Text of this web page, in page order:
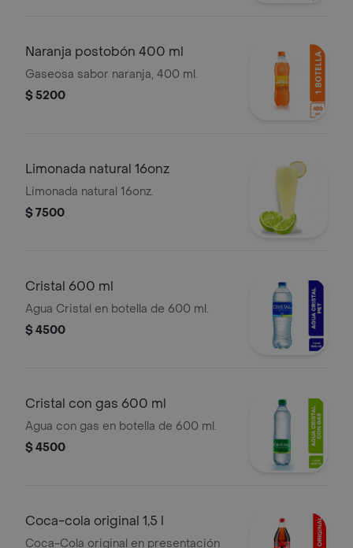
Naranja postobón 400 ml
Gaseosa sabor naranja, 400 ml.
$ 5200
Limonada natural 16onz
Limonada natural 16onz.
$ 7500
Cristal 600 ml
Agua Cristal en botella de 600 ml.
$ 4500
Cristal con gas 600 ml
Agua con gas en botella de 600 ml.
$ 4500
Coca-cola original 1,5 l
Coca-Cola original en presentación